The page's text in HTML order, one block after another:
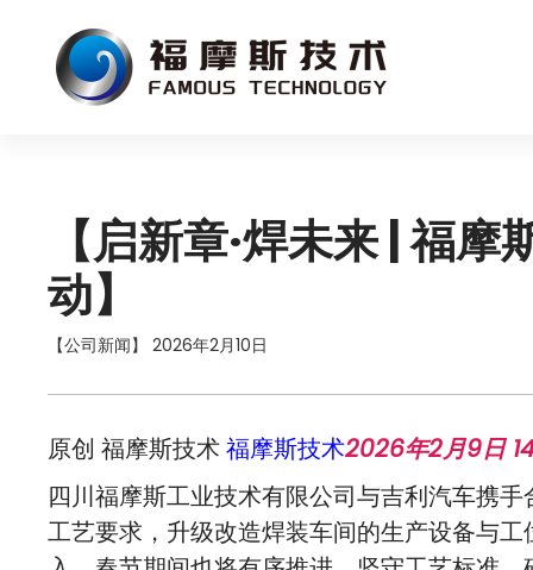
【启新章·焊未来 | 福
动】
【公司新闻】 2026年2月10日
原创 福摩斯技术福摩斯技术2026年2月9日
四川福摩斯工业技术有限公司与吉利汽车携
工艺要求，升级改造焊装车间的生产设备与